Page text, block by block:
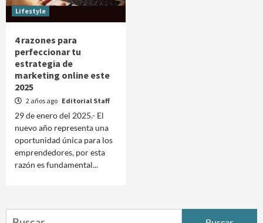
Lifestyle
4 razones para
perfeccionar tu
estrategia de
marketing online este
2025
2 años ago Editorial Staff
29 de enero del 2025.- El
nuevo año representa una
oportunidad única para los
emprendedores, por esta
razón es fundamental...
Buscar: